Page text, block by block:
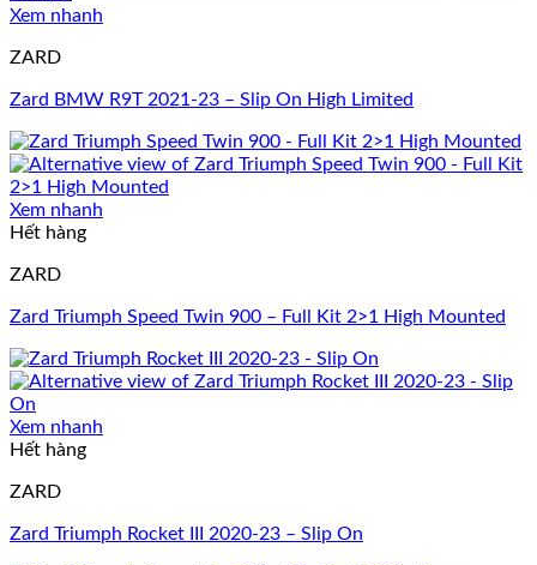
Xem nhanh
ZARD
Zard BMW R9T 2021-23 – Slip On High Limited
Xem nhanh
Hết hàng
ZARD
Zard Triumph Speed Twin 900 – Full Kit 2>1 High Mounted
Xem nhanh
Hết hàng
ZARD
Zard Triumph Rocket III 2020-23 – Slip On